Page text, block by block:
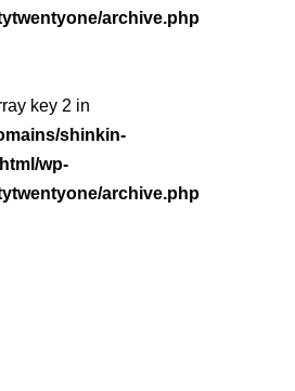
archive.php
key 2 in
shinkin-
wp-
archive.php